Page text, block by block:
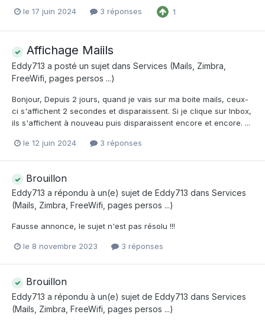
le 17 juin 2024 3 réponses 1
Affichage Maiils
Eddy713 a posté un sujet dans Services (Mails, Zimbra,
FreeWifi, pages persos ...)
Bonjour, Depuis 2 jours, quand je vais sur ma boite mails, ceux-
ci s'affichent 2 secondes et disparaissent. Si je clique sur Inbox,
ils s'affichent à nouveau puis disparaissent encore et encore. ...
le 12 juin 2024 3 réponses
Brouillon
Eddy713 a répondu à un(e) sujet de Eddy713 dans Services
(Mails, Zimbra, FreeWifi, pages persos ...)
Fausse annonce, le sujet n'est pas résolu !!!
le 8 novembre 2023 3 réponses
Brouillon
Eddy713 a répondu à un(e) sujet de Eddy713 dans Services
(Mails, Zimbra, FreeWifi, pages persos ...)